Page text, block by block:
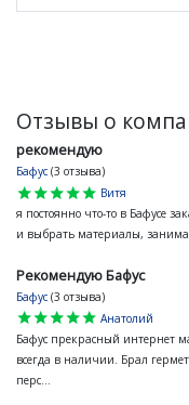
Отзывы о
рекомендую
Бафус (3 отзыва)
star
star
star
star
star
Витя
я постоянно что-то в Бафусе
и выбрать материалы,
Рекомендую Бафус
Бафус (3 отзыва)
star
star
star
star
star
Анатолий
Бафус прекрасный интернет
всегда в наличии. Брал
перс...